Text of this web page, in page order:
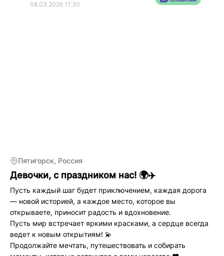
08.03.2026 11:30
Пятигорск, Россия
Девочки, с праздником нас! 🌍✈️
Пусть каждый шаг будет приключением, каждая дорога
— новой историей, а каждое место, которое вы
открываете, приносит радость и вдохновение.
Пусть мир встречает яркими красками, а сердце всегда
ведет к новым открытиям! 💫
Продолжайте мечтать, путешествовать и собирать